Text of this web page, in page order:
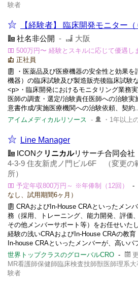
験者
【経験者】 臨床開発モニター（
社名非公開 - 大阪
500万円〜 経験とスキルに応じて優遇し
正社員
・医薬品及び医療機器の安全性と効果
機器）の臨床試験及び製造販売後臨床試験
<p>・臨床開発におけるモニタリング業務
医師の調査・選定/治験責任医師への治験
意書作成/実施医療機関への治験依頼、契約...
アイムメディカルリソース
- ・1年以上
Line Manager
ICONク リニカルリサーチ合同会社
4-3-9 住友新虎ノ門ビル6F （変更の
所）
予定年収800万円～ ※年俸制（12回） -
なし、試用期間6ヶ月）
CRAおよびIn-House CRAといったメン
務（採用、トレーニング、能力開発、評価
その他メンバーサポート等）をお任せいた
経験の浅いCRAおよびIn-House CRAの教
In-house CRAといったメンバーが、高いパ
世界トップクラスのグローバルCRO -
MR看護師保健師臨床検査技師獣医師理系
験者